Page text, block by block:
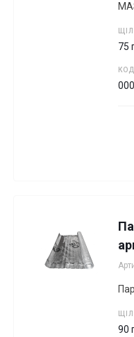
75
КОД
90